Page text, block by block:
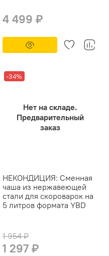
4 499 ₽
Нет на складе.
Предварительный
заказ
-34%
НЕКОНДИЦИЯ: Сменная
чаша из нержавеющей
стали для скороварок на
5 литров формата YBD
1 954 ₽
1 297 ₽